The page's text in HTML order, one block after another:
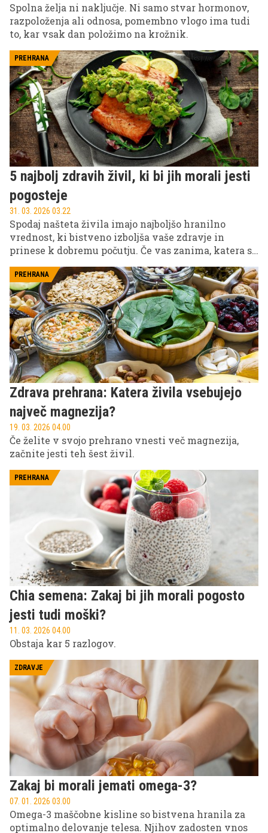
Spolna želja ni naključje. Ni samo stvar hormonov,
razpoloženja ali odnosa, pomembno vlogo ima tudi
to, kar vsak dan položimo na krožnik.
PREHRANA
5 najbolj zdravih živil, ki bi jih morali jesti
pogosteje
31. 03. 2026 03.22
Spodaj našteta živila imajo najboljšo hranilno
vrednost, ki bistveno izboljša vaše zdravje in
prinese k dobremu počutju. Če vas zanima, katera so
PREHRANA
Zdrava prehrana: Katera živila vsebujejo
največ magnezija?
19. 03. 2026 04.00
Če želite v svojo prehrano vnesti več magnezija,
začnite jesti teh šest živil.
PREHRANA
Chia semena: Zakaj bi jih morali pogosto
jesti tudi moški?
11. 03. 2026 04.00
Obstaja kar 5 razlogov.
ZDRAVJE
Zakaj bi morali jemati omega-3?
07. 01. 2026 03.00
Omega-3 maščobne kisline so bistvena hranila za
optimalno delovanje telesa. Njihov zadosten vnos